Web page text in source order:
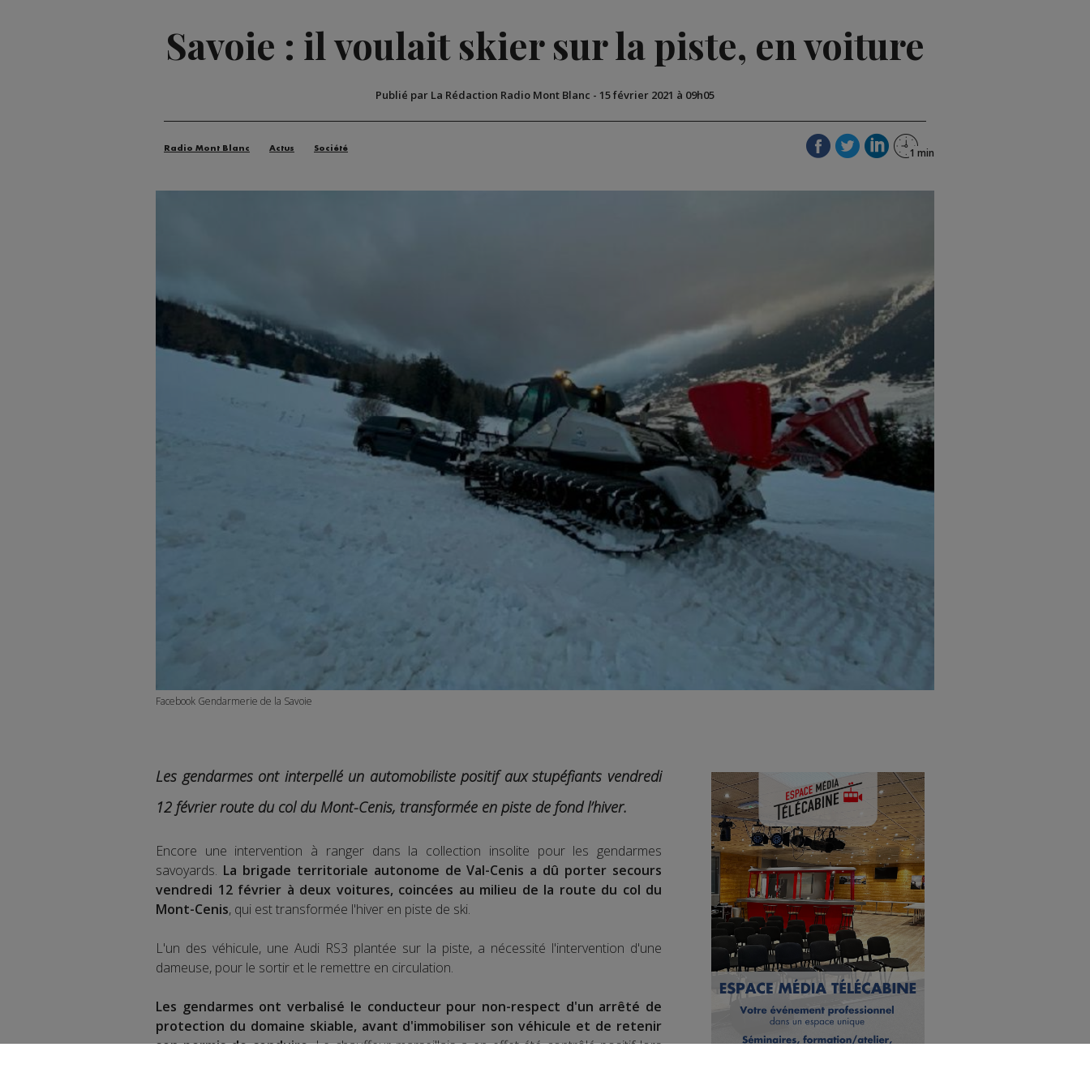
Savoie : il voulait skier sur la piste, en voiture
Publié par La Rédaction Radio Mont Blanc - 15 février 2021 à 09h05
Radio Mont Blanc Actus Société
Facebook Gendarmerie de la Savoie
Les gendarmes ont interpellé un automobiliste positif aux stupéfiants vendredi
12 février route du col du Mont-Cenis, transformée en piste de fond l’hiver.
Encore une intervention à ranger dans la collection insolite pour les gendarmes
savoyards. La brigade territoriale autonome de Val-Cenis a dû porter secours
vendredi 12 février à deux voitures, coincées au milieu de la route du col du
Mont-Cenis, qui est transformée l'hiver en piste de ski.
L'un des véhicule, une Audi RS3 plantée sur la piste, a nécessité l'intervention d'une
dameuse, pour le sortir et le remettre en circulation.
Les gendarmes ont verbalisé le conducteur pour non-respect d'un arrêté de
protection du domaine skiable, avant d'immobiliser son véhicule et de retenir
son permis de conduire.Le chauffeur marseillais a en effet été contrôlé positif lors